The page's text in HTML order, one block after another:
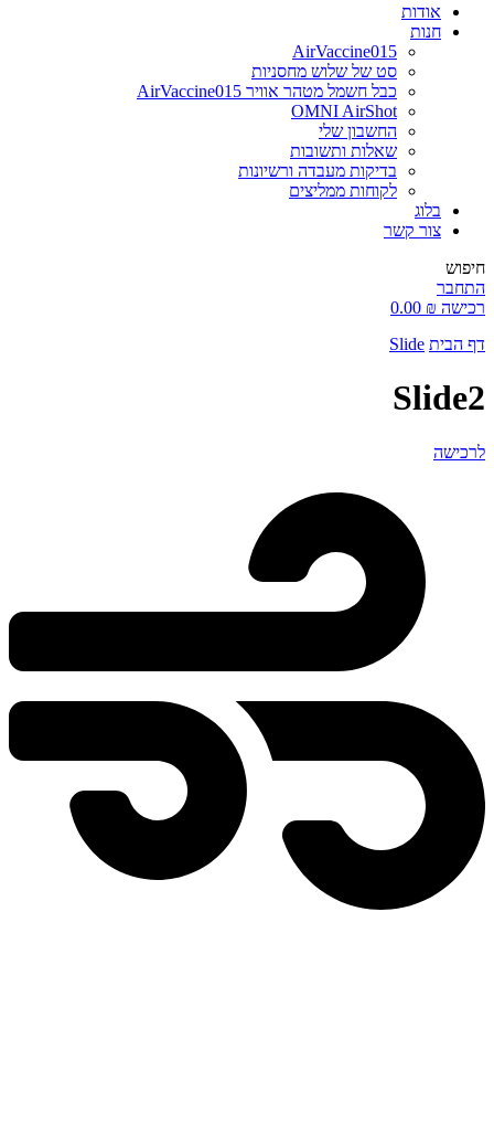
אודות
חנות
AirVaccine015
סט של שלוש מחסניות
כבל חשמל מטהר אוויר AirVaccine015
OMNI AirShot
החשבון שלי
שאלות ותשובות
בדיקות מעבדה ורשיונות
לקוחות ממליצים
בלוג
צור קשר
חיפוש
התחבר
רכישה
0.00 ₪
דף הבית Slide
Slide2
לרכישה